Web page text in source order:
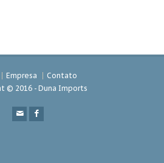
Empresa
Contato
© 2016 - Duna Imports